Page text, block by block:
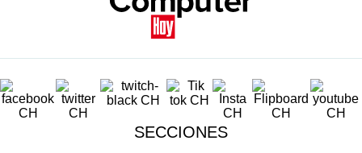
SECCIONES